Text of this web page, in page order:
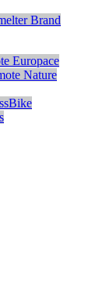
Brand
Europace
Nature